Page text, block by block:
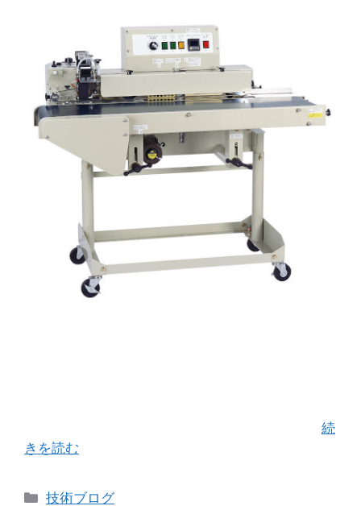
続
きを読む
カ
技術ブログ